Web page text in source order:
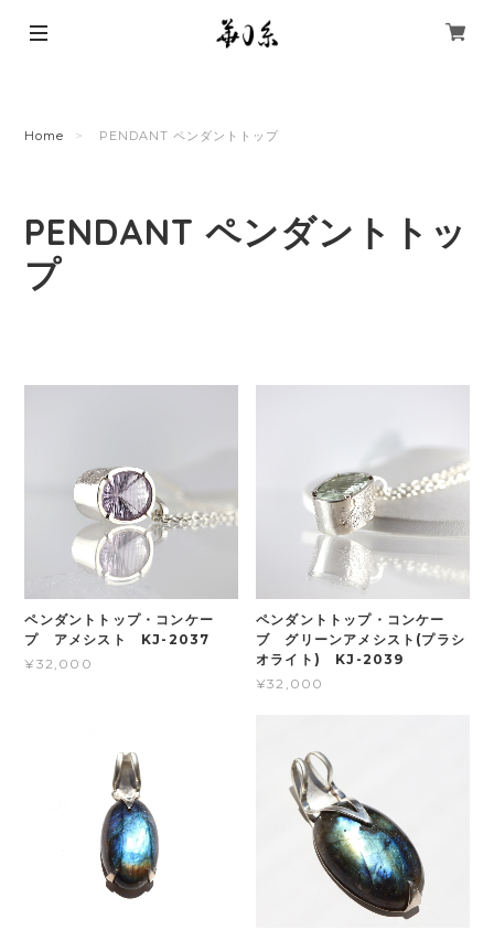
Home PENDANT ペンダントトップ
PENDANT ペンダントトッ
プ
ペンダントトップ・コンケー
プ アメシスト KJ-2037
¥32,000
ペンダントトップ・コンケー
ブ グリーンアメシスト(プラシ
オライト) KJ-2039
¥32,000